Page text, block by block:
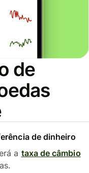
de
de dinheiro
a taxa de câmbio